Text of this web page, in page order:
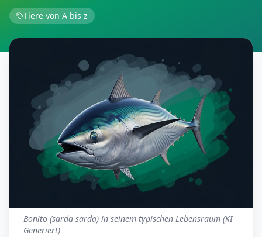
Tiere von A bis z
Bonito (sarda sarda) in seinem typischen Lebensraum (KI
Generiert)